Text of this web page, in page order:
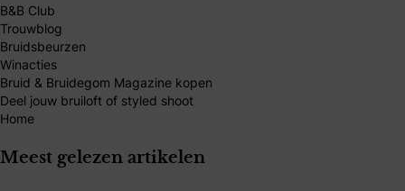
B&B Club
Trouwblog
Bruidsbeurzen
Winacties
Bruid & Bruidegom Magazine kopen
Deel jouw bruiloft of styled shoot
Home
Meest gelezen artikelen